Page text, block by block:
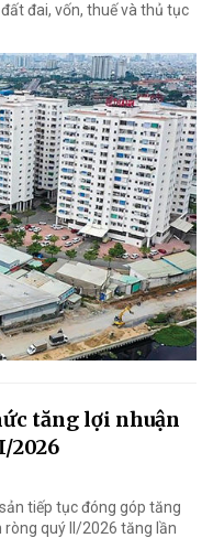
đai, vốn, thuế và thủ tục
tăng lợi nhuận
2026
tiếp tục đóng góp tăng
quý II/2026 tăng lần